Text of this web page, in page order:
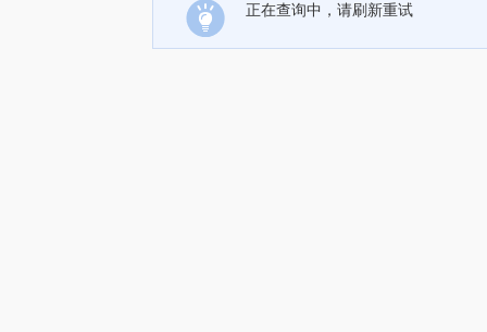
正在查询中，请刷新重试